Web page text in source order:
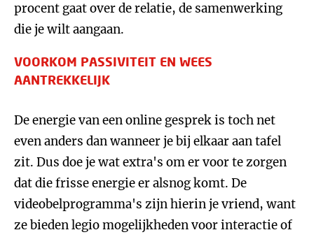
procent gaat over de relatie, de samenwerking
die je wilt aangaan.
VOORKOM PASSIVITEIT EN WEES
AANTREKKELIJK
De energie van een online gesprek is toch net
even anders dan wanneer je bij elkaar aan tafel
zit. Dus doe je wat extra's om er voor te zorgen
dat die frisse energie er alsnog komt. De
videobelprogramma's zijn hierin je vriend, want
ze bieden legio mogelijkheden voor interactie of